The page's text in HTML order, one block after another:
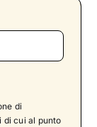
di
cui al punto